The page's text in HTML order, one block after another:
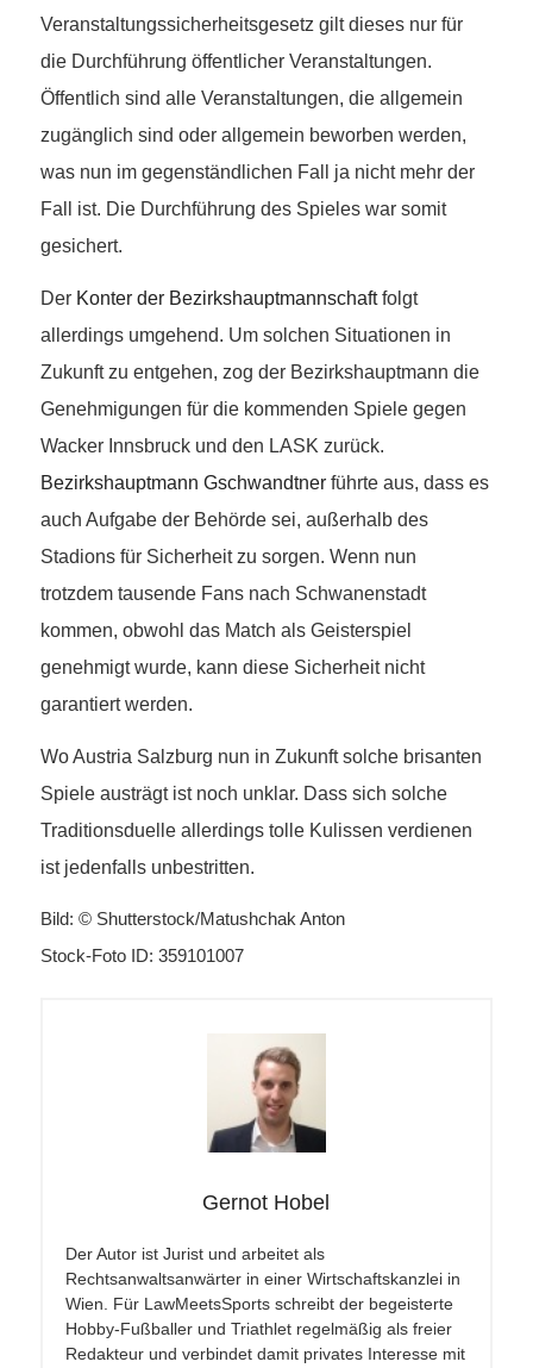
Veranstaltungssicherheitsgesetz gilt dieses nur für
die Durchführung öffentlicher Veranstaltungen.
Öffentlich sind alle Veranstaltungen, die allgemein
zugänglich sind oder allgemein beworben werden,
was nun im gegenständlichen Fall ja nicht mehr der
Fall ist. Die Durchführung des Spieles war somit
gesichert.
Der Konter der Bezirkshauptmannschaftfolgt
allerdings umgehend. Um solchen Situationen in
Zukunft zu entgehen, zog der Bezirkshauptmann die
Genehmigungen für die kommenden Spiele gegen
Wacker Innsbruck und den LASK zurück.
Bezirkshauptmann Gschwandtnerführte aus, dass es
auch Aufgabe der Behörde sei, außerhalb des
Stadions für Sicherheit zu sorgen. Wenn nun
trotzdem tausende Fans nach Schwanenstadt
kommen, obwohl das Match als Geisterspiel
genehmigt wurde, kann diese Sicherheit nicht
garantiert werden.
Wo Austria Salzburg nun in Zukunft solche brisanten
Spiele austrägt ist noch unklar. Dass sich solche
Traditionsduelle allerdings tolle Kulissen verdienen
ist jedenfalls unbestritten.
Bild: © Shutterstock/Matushchak Anton
Stock-Foto ID: 359101007
Gernot Hobel
Der Autor ist Jurist und arbeitet als
Rechtsanwaltsanwärter in einer Wirtschaftskanzlei in
Wien. Für LawMeetsSports schreibt der begeisterte
Hobby-Fußballer und Triathlet regelmäßig als freier
Redakteur und verbindet damit privates Interesse mit